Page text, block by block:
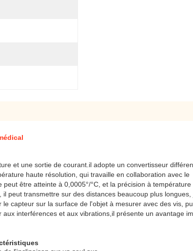
et une sortie de courant.il adopte un convertisseur
haute résolution, qui travaille en collaboration avec le
être atteinte à 0,0005°/°C, et la précision à
peut transmettre sur des distances beaucoup plus longues,
capteur sur la surface de l'objet à mesurer avec des vis,
interférences et aux vibrations,il présente un avantage